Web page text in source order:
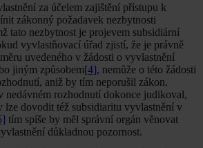
za účelem zajištění přístupu k
zákonný požadavek nezbytnosti
tato nezbytnost je projevem subsidiární
vyvlastňovací úřad zjistí, že je právně
uvedeného v žádosti o vyvlastnění
jiným způsobem[4], nemůže o této žádosti
aniž by tím neporušil zákon.
nedávném rozhodnutí dokonce judikoval,
lze dovodit též subsidiaritu vyvlastnění v
tím spíše by měl správní orgán věnovat
důkladnou pozornost.